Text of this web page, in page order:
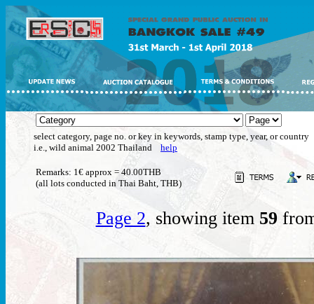
select category, page no. or key in keywords, stamp type, year, or country
i.e., wild animal 2002 Thailand help
Remarks: 1€ approx = 40.00THB
(all lots conducted in Thai Baht, THB)
Page 2, showing item 59